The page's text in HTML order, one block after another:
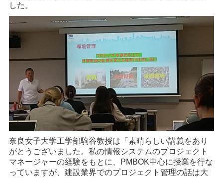
した。
奈良女子大学工学部駒谷教授は「素晴らしい講義をあり
がとうございました。私の情報システムのプロジェクト
マネージャーの経験をもとに、PMBOK中心に授業を行な
っていますが、建設業界でのプロジェクト管理の話は大